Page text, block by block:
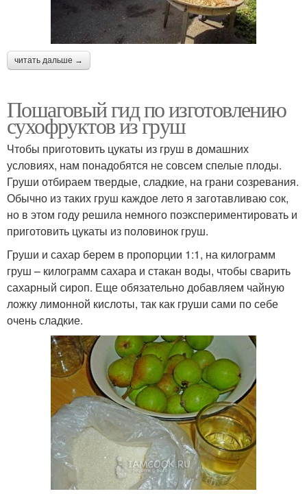
читать дальше →
Пошаговый гид по изготовлению
сухофруктов из груш
Чтобы приготовить цукаты из груш в домашних
условиях, нам понадобятся не совсем спелые плоды.
Груши отбираем твердые, сладкие, на грани созревания.
Обычно из таких груш каждое лето я заготавливаю сок,
но в этом году решила немного поэкспериментировать и
приготовить цукаты из половинок груш.
Груши и сахар берем в пропорции 1:1, на килограмм
груш – килограмм сахара и стакан воды, чтобы сварить
сахарный сироп. Еще обязательно добавляем чайную
ложку лимонной кислоты, так как груши сами по себе
очень сладкие.